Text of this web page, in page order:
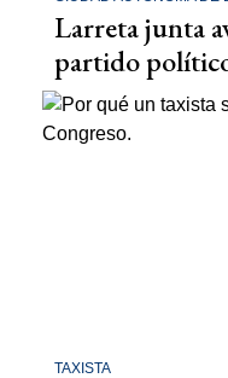
Larreta junta
partido
TAXISTA